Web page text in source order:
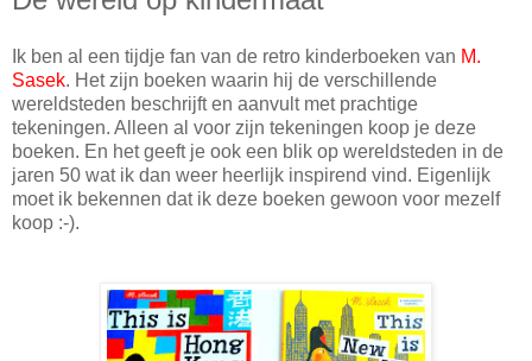
Ik ben al een tijdje fan van de retro kinderboeken van M.
Sasek. Het zijn boeken waarin hij de verschillende
wereldsteden beschrijft en aanvult met prachtige
tekeningen. Alleen al voor zijn tekeningen koop je deze
boeken. En het geeft je ook een blik op wereldsteden in de
jaren 50 wat ik dan weer heerlijk inspirend vind. Eigenlijk
moet ik bekennen dat ik deze boeken gewoon voor mezelf
koop :-).